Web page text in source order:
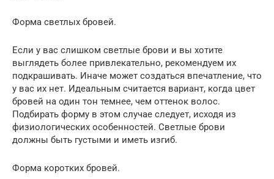
Форма светлых бровей.
Если у вас слишком светлые брови и вы хотите
выглядеть более привлекательно, рекомендуем их
подкрашивать. Иначе может создаться впечатление, что
у вас их нет. Идеальным считается вариант, когда цвет
бровей на один тон темнее, чем оттенок волос.
Подбирать форму в этом случае следует, исходя из
физиологических особенностей. Светлые брови
должны быть густыми и иметь изгиб.
Форма коротких бровей.